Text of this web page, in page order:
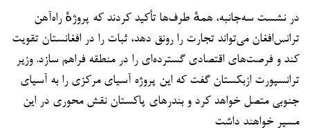
در نشست سه‌جانبه، همهٔ طرف‌ها تأکید کردند که پروژهٔ راه‌آهن
ترانس‌افغان می‌تواند تجارت را رونق دهد، ثبات را در افغانستان تقویت
کند و فرصت‌های اقتصادی گسترده‌ای را در منطقه فراهم سازد. وزیر
ترانسپورت ازبکستان گفت که این پروژه آسیای مرکزی را به آسیای
جنوبی متصل خواهد کرد و بندرهای پاکستان نقش محوری در این
مسیر خواهند داشت